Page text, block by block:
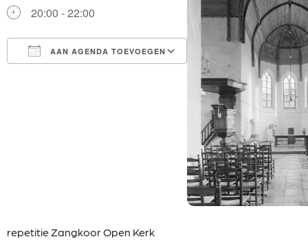
20:00 - 22:00
AAN AGENDA TOEVOEGEN
Outlook Live
repetitie Zangkoor Open Kerk